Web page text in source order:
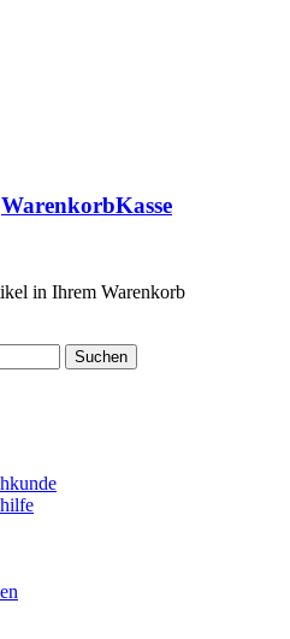
WarenkorbKasse
in Ihrem Warenkorb